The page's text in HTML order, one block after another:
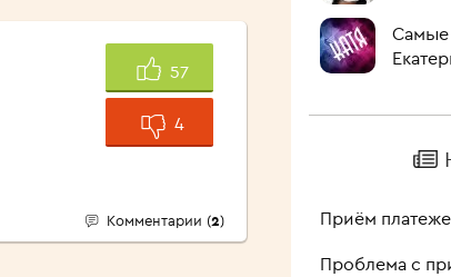
57
4
Комментарии (2)
Самые
Приём
Проблема с